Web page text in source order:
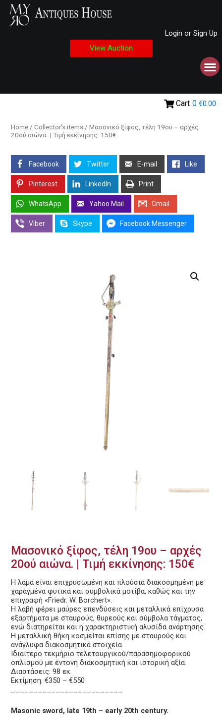
Login or Sign Up
View Auction
Cart 0 €0.00
Home / Collector's items / Μασονικό ξίφος, τέλη 19ου – αρχές
20ού αιώνα. | Τιμή εκκίνησης: 150€
Facebook Twitter E-mail Like
Pinterest LinkedIn Print
WhatsApp Yahoo Mail Gmail
Viber Skype Facebook Messenger
Μασονικό ξίφος, τέλη 19ου – αρχές
20ού αιώνα. | Τιμή εκκίνησης: 150€
Η λάμα είναι επιχρυσωμένη και πλούσια διακοσμημένη με
χαραγμένα φυτικά και συμβολικά μοτίβα, καθώς και την
επιγραφή «Friedr. W. Borchert».
Η λαβή φέρει μαύρες επενδύσεις και μεταλλικά επίχρυσα
εξαρτήματα με σταυρούς, θυρεούς και σύμβολα τάγματος,
ενώ διατηρείται και η χαρακτηριστική αλυσίδα ανάρτησης.
Η μεταλλική θήκη κοσμείται επίσης με σταυρούς και
ανάγλυφα διακοσμητικά στοιχεία.
Ιδιαίτερο τεκμήριο τελετουργικού/παρασημοφορικού
οπλισμού με έντονη διακοσμητική και ιστορική αξία.
Διαστάσεις: 98 εκ.
Εκτίμηση: €350 – €550
Masonic sword, late 19th – early 20th century.